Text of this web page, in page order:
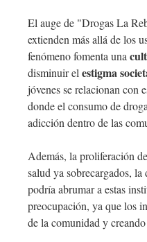
El auge de "Drogas La
extienden más allá de los
fenómeno fomenta una
disminuir el estigma
jóvenes se relacionan con
donde el consumo de
adicción dentro de las
Además, la proliferación
salud ya sobrecargados,
podría abrumar a estas
preocupación, ya que los
de la comunidad y